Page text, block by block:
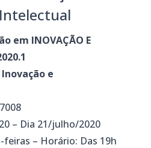
em INOVAÇÃO E
e
– Dia 21/julho/2020
– Horário: Das 19h